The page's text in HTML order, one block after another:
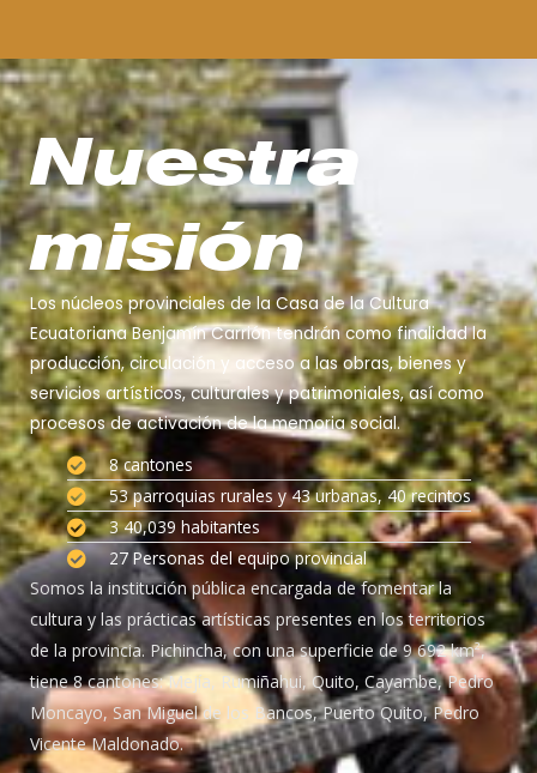
Nuestra
misión
Los núcleos provinciales de la Casa de la Cultura
Ecuatoriana Benjamín Carrión tendrán como finalidad la
producción, circulación y acceso a las obras, bienes y
servicios artísticos, culturales y patrimoniales, así como
procesos de activación de la memoria social.
8 cantones
53 parroquias rurales y 43 urbanas, 40 recintos
3 40,039 habitantes
27 Personas del equipo provincial
Somos la institución pública encargada de fomentar la
cultura y las prácticas artísticas presentes en los territorios
de la provincia. Pichincha, con una superficie de 9 692 km²,
tiene 8 cantones: Mejía, Rumiñahui, Quito, Cayambe, Pedro
Moncayo, San Miguel de los Bancos, Puerto Quito, Pedro
Vicente Maldonado.